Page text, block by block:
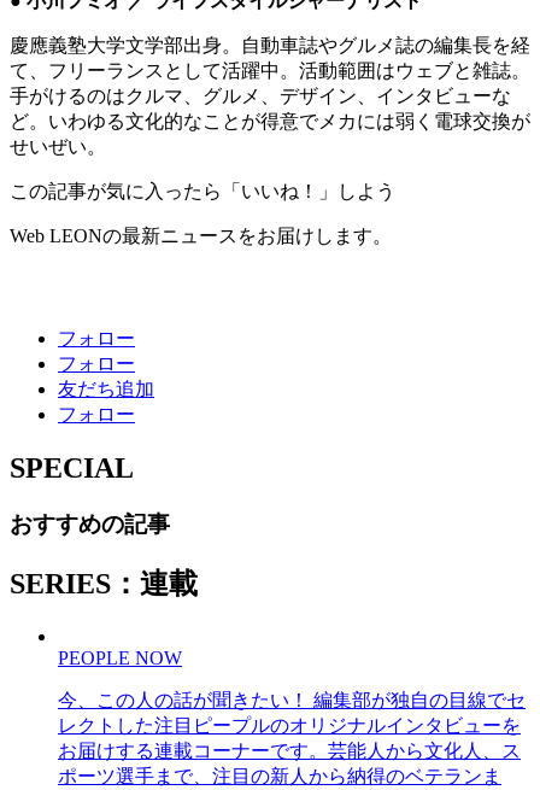
慶應義塾大学文学部出身。自動車誌やグルメ誌の編集長を経
て、フリーランスとして活躍中。活動範囲はウェブと雑誌。
手がけるのはクルマ、グルメ、デザイン、インタビューな
ど。いわゆる文化的なことが得意でメカには弱く電球交換が
せいぜい。
この記事が気に入ったら「いいね！」しよう
Web LEONの最新ニュースをお届けします。
フォロー
フォロー
友だち追加
フォロー
SPECIAL
おすすめの記事
SERIES：連載
PEOPLE NOW
今、この人の話が聞きたい！ 編集部が独自の目線でセ
レクトした注目ピープルのオリジナルインタビューを
お届けする連載コーナーです。芸能人から文化人、ス
ポーツ選手まで、注目の新人から納得のベテランま